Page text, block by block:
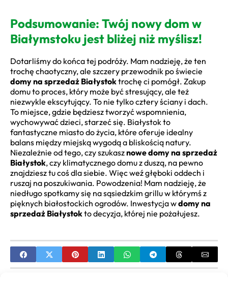
Podsumowanie: Twój nowy dom w
Białymstoku jest bliżej niż myślisz!
Dotarliśmy do końca tej podróży. Mam nadzieję, że ten
trochę chaotyczny, ale szczery przewodnik po świecie
domy na sprzedaż Białystoktrochę ci pomógł. Zakup
domu to proces, który może być stresujący, ale też
niezwykle ekscytujący. To nie tylko cztery ściany i dach.
To miejsce, gdzie będziesz tworzyć wspomnienia,
wychowywać dzieci, starzeć się. Białystok to
fantastyczne miasto do życia, które oferuje idealny
balans między miejską wygodą a bliskością natury.
Niezależnie od tego, czy szukasznowe domy na sprzedaż
Białystok, czy klimatycznego domu z duszą, na pewno
znajdziesz tu coś dla siebie. Więc weź głęboki oddech i
ruszaj na poszukiwania. Powodzenia! Mam nadzieję, że
niedługo spotkamy się na sąsiedzkim grillu w którymś z
pięknych białostockich ogrodów. Inwestycja wdomy na
sprzedaż Białystokto decyzja, której nie pożałujesz.